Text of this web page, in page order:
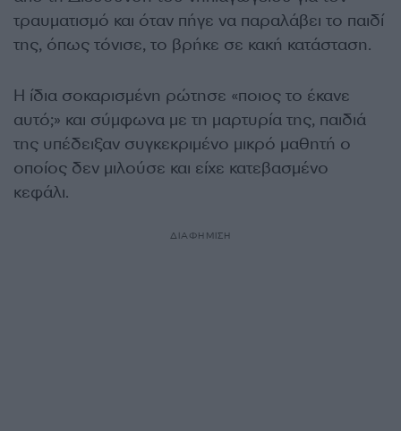
τραυματισμό και όταν πήγε να παραλάβει το παιδί
της, όπως τόνισε, το βρήκε σε κακή κατάσταση.
Η ίδια σοκαρισμένη ρώτησε «ποιος το έκανε
αυτό;» και σύμφωνα με τη μαρτυρία της, παιδιά
της υπέδειξαν συγκεκριμένο μικρό μαθητή ο
οποίος δεν μιλούσε και είχε κατεβασμένο
κεφάλι.
ΔΙΑΦΗΜΙΣΗ